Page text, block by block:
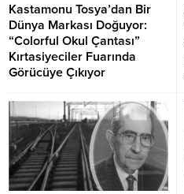
Kastamonu Tosya’dan Bir
Dünya Markası Doğuyor:
“Colorful Okul Çantası”
Kırtasiyeciler Fuarında
Görücüye Çıkıyor
Çanta ismiyle Okul ve sırt
çantasının yanı sıra kalem
çantası, beslenme çantası,
seyahat çantası, evrak çantası ve
promosyon çantalarını üretim
yapan, Arslan Çanta markasıyla